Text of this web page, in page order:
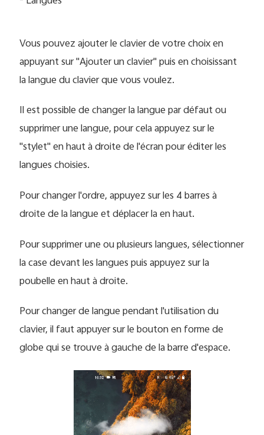
Vous pouvez ajouter le clavier de votre choix en
appuyant sur "Ajouter un clavier" puis en choisissant
la langue du clavier que vous voulez.
Il est possible de changer la langue par défaut ou
supprimer une langue, pour cela appuyez sur le
"stylet" en haut à droite de l'écran pour éditer les
langues choisies.
Pour changer l'ordre, appuyez sur les 4 barres à
droite de la langue et déplacer la en haut.
Pour supprimer une ou plusieurs langues, sélectionner
la case devant les langues puis appuyez sur la
poubelle en haut à droite.
Pour changer de langue pendant l'utilisation du
clavier, il faut appuyer sur le bouton en forme de
globe qui se trouve à gauche de la barre d'espace.